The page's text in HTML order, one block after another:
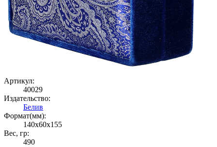
Артикул:
40029
Издательство:
Белив
Формат(мм):
140x60x155
Вес, гр:
490